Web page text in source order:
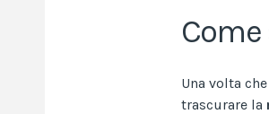
Una volta
trascurare la